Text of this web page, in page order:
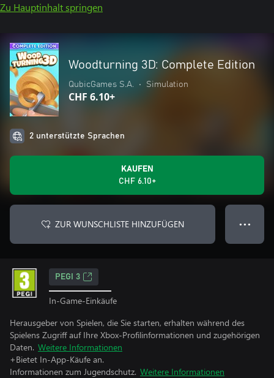
Zu Hauptinhalt springen
Woodturning 3D: Complete Edition
QubicGames S.A. • Simulation
CHF 6.10+
2 unterstützte Sprachen
KAUFEN
CHF 6.10+
ZUR WUNSCHLISTE HINZUFÜGEN ● ● ●
PEGI 3
In-Game-Einkäufe
Herausgeber von Spielen, die Sie starten, erhalten während des
Spielens Zugriff auf Ihre Xbox-Profilinformationen und zugehörigen
Daten. Weitere Informationen
+Bietet In-App-Käufe an.
Informationen zum Jugendschutz. Weitere Informationen